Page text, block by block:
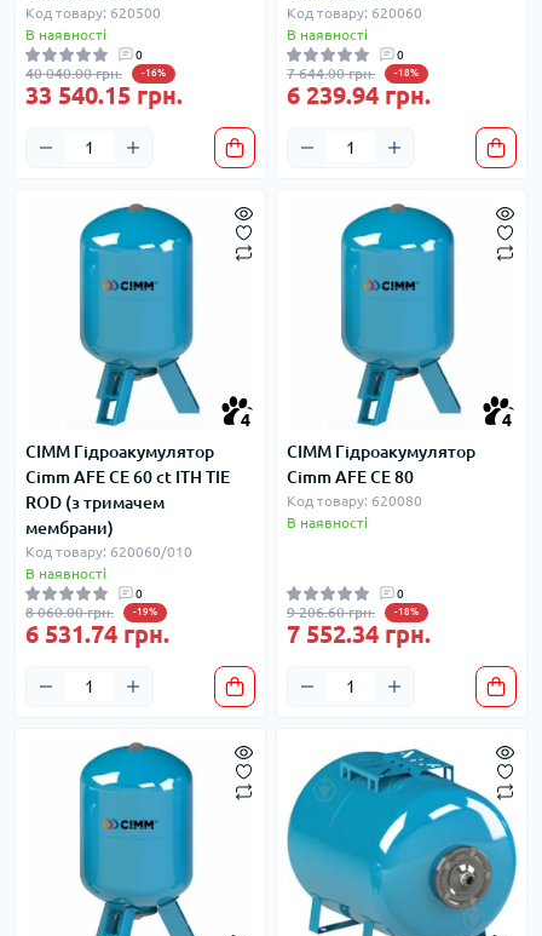
Код товару: 620500
В наявності
0
40 040.00 грн. -16%
33 540.15 грн.
Код товару: 620060
В наявності
0
7 644.00 грн. -18%
6 239.94 грн.
4
CIMM Гідроакумулятор
Cimm AFE CE 60 ct ITH TIE
ROD (з тримачем
мембрани)
Код товару: 620060/010
В наявності
0
8 060.00 грн. -19%
6 531.74 грн.
4
CIMM Гідроакумулятор
Cimm AFE CE 80
Код товару: 620080
В наявності
0
9 206.60 грн. -18%
7 552.34 грн.